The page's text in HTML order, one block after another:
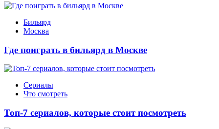
Бильярд
Москва
Где поиграть в бильярд в Москве
Сериалы
Что смотреть
Топ-7 сериалов, которые стоит посмотреть